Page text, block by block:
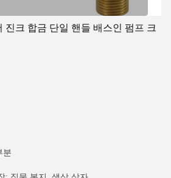
진크 합금 단일 핸들 배스인 펌프 크
분